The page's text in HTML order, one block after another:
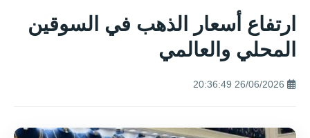
ارتفاع أسعار الذهب في السوقين
المحلي والعالمي